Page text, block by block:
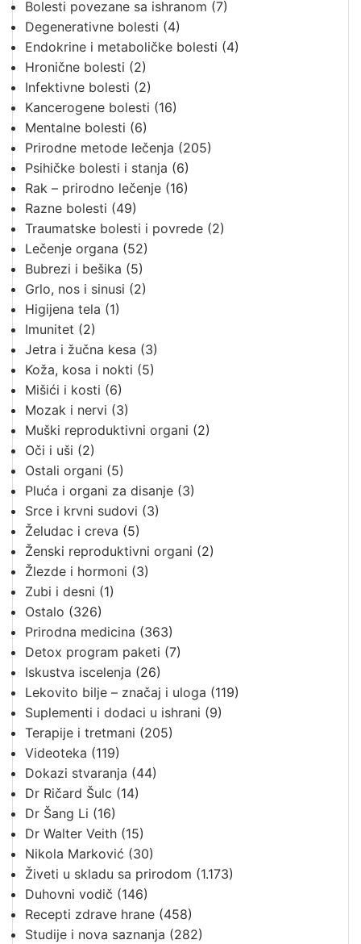
Bolesti povezane sa ishranom (7)
Degenerativne bolesti (4)
Endokrine i metaboličke bolesti (4)
Hronične bolesti (2)
Infektivne bolesti (2)
Kancerogene bolesti (16)
Mentalne bolesti (6)
Prirodne metode lečenja (205)
Psihičke bolesti i stanja (6)
Rak – prirodno lečenje (16)
Razne bolesti (49)
Traumatske bolesti i povrede (2)
Lečenje organa (52)
Bubrezi i bešika (5)
Grlo, nos i sinusi (2)
Higijena tela (1)
Imunitet (2)
Jetra i žučna kesa (3)
Koža, kosa i nokti (5)
Mišići i kosti (6)
Mozak i nervi (3)
Muški reproduktivni organi (2)
Oči i uši (2)
Ostali organi (5)
Pluća i organi za disanje (3)
Srce i krvni sudovi (3)
Želudac i creva (5)
Ženski reproduktivni organi (2)
Žlezde i hormoni (3)
Zubi i desni (1)
Ostalo (326)
Prirodna medicina (363)
Detox program paketi (7)
Iskustva iscelenja (26)
Lekovito bilje – značaj i uloga (119)
Suplementi i dodaci u ishrani (9)
Terapije i tretmani (205)
Videoteka (119)
Dokazi stvaranja (44)
Dr Ričard Šulc (14)
Dr Šang Li (16)
Dr Walter Veith (15)
Nikola Marković (30)
Živeti u skladu sa prirodom (1.173)
Duhovni vodič (146)
Recepti zdrave hrane (458)
Studije i nova saznanja (282)